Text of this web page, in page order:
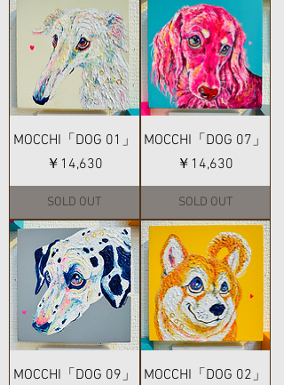
MOCCHI「DOG 01」
価格
￥14,630
SOLD OUT
MOCCHI「DOG 07」
価格
￥14,630
SOLD OUT
MOCCHI「DOG 09」
MOCCHI「DOG 02」